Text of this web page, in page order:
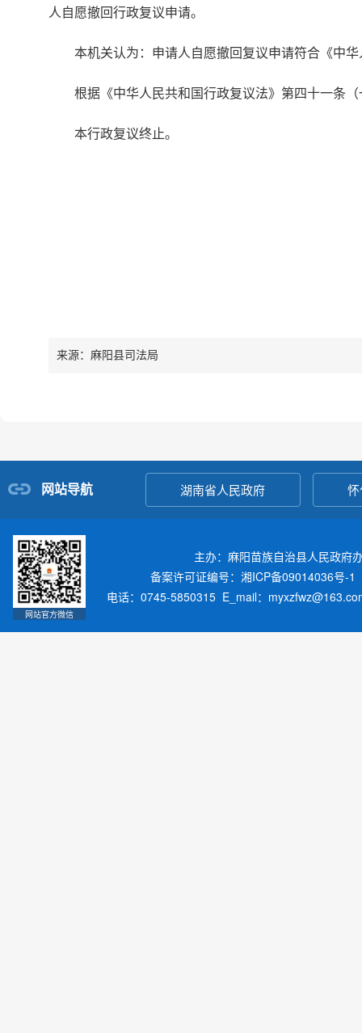
人自愿撤回行政复议申请。
本机关认为：申请人自愿撤回复议申请符合《中
根据《中华人民共和国行政复议法》第四十一条
本行政复议终止。
来源：麻阳县司法局
网站导航 湖南省人民政府
网站官方微信
主办：麻阳苗族自治县人民政
备案许可证编号：湘ICP备09014036号-1
电话：0745-5850315 E_mail：